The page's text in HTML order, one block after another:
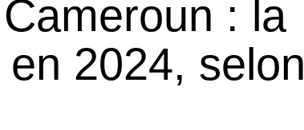
: la
2024, selon